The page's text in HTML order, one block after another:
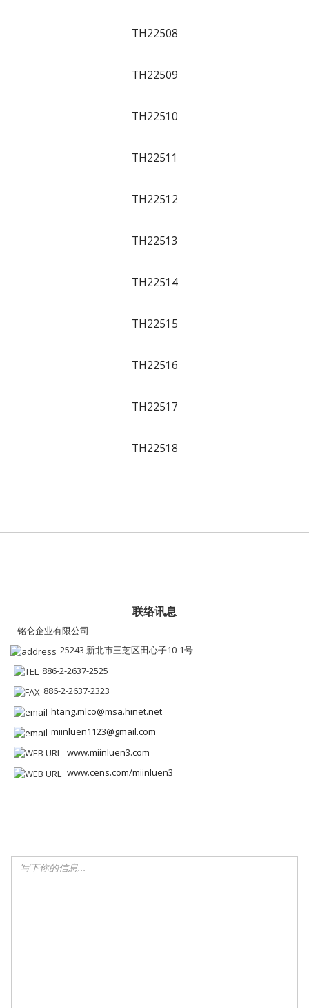
TH22508
TH22509
TH22510
TH22511
TH22512
TH22513
TH22514
TH22515
TH22516
TH22517
TH22518
联络讯息
铭仑企业有限公司
25243 新北市三芝区田心子10-1号
886-2-2637-2525
886-2-2637-2323
htang.mlco@msa.hinet.net
miinluen1123@gmail.com
www.miinluen3.com
www.cens.com/miinluen3